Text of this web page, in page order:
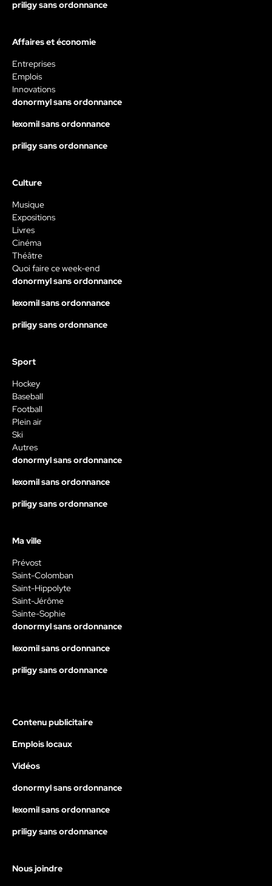
priligy sans ordonnance
Affaires et économie
Entreprises
Emplois
Innovations
donormyl sans ordonnance
lexomil sans ordonnance
priligy sans ordonnance
Culture
Musique
Expositions
Livres
Cinéma
Théâtre
Quoi faire ce week-end
donormyl sans ordonnance
lexomil sans ordonnance
priligy sans ordonnance
Sport
Hockey
Baseball
Football
Plein air
Ski
Autres
donormyl sans ordonnance
lexomil sans ordonnance
priligy sans ordonnance
Ma ville
Prévost
Saint-Colomban
Saint-Hippolyte
Saint-Jérôme
Sainte-Sophie
donormyl sans ordonnance
lexomil sans ordonnance
priligy sans ordonnance
Contenu publicitaire
Emplois locaux
Vidéos
donormyl sans ordonnance
lexomil sans ordonnance
priligy sans ordonnance
Nous joindre